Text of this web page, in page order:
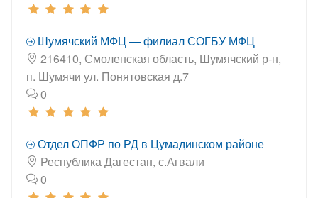
Шумячский МФЦ — филиал СОГБУ МФЦ
216410, Смоленская область, Шумячский р-н,
п. Шумячи ул. Понятовская д.7
0
Отдел ОПФР по РД в Цумадинском районе
Республика Дагестан, с.Агвали
0